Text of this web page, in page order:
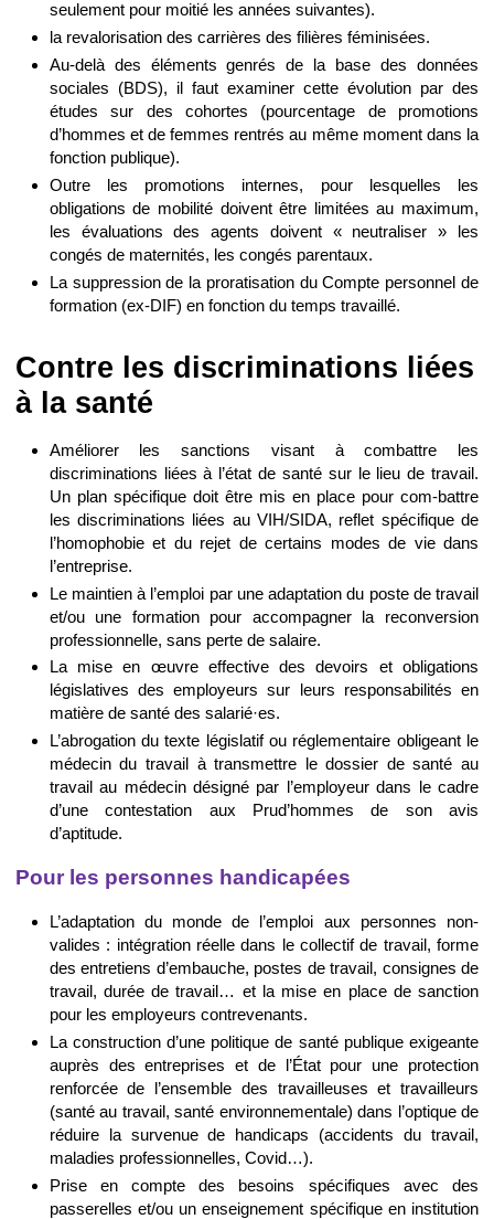
seulement pour moitié les années suivantes).
la revalorisation des carrières des filières féminisées.
Au-delà des éléments genrés de la base des données
sociales (BDS), il faut examiner cette évolution par des
études sur des cohortes (pourcentage de promotions
d’hommes et de femmes rentrés au même moment dans la
fonction publique).
Outre les promotions internes, pour lesquelles les
obligations de mobilité doivent être limitées au maximum,
les évaluations des agents doivent « neutraliser » les
congés de maternités, les congés parentaux.
La suppression de la proratisation du Compte personnel de
formation (ex-DIF) en fonction du temps travaillé.
Contre les discriminations liées
à la santé
Améliorer les sanctions visant à combattre les
discriminations liées à l’état de santé sur le lieu de travail.
Un plan spécifique doit être mis en place pour com-battre
les discriminations liées au VIH/SIDA, reflet spécifique de
l’homophobie et du rejet de certains modes de vie dans
l’entreprise.
Le maintien à l’emploi par une adaptation du poste de travail
et/ou une formation pour accompagner la reconversion
professionnelle, sans perte de salaire.
La mise en œuvre effective des devoirs et obligations
législatives des employeurs sur leurs responsabilités en
matière de santé des salarié·es.
L’abrogation du texte législatif ou réglementaire obligeant le
médecin du travail à transmettre le dossier de santé au
travail au médecin désigné par l’employeur dans le cadre
d’une contestation aux Prud’hommes de son avis
d’aptitude.
Pour les personnes handicapées
L’adaptation du monde de l’emploi aux personnes non-
valides : intégration réelle dans le collectif de travail, forme
des entretiens d’embauche, postes de travail, consignes de
travail, durée de travail… et la mise en place de sanction
pour les employeurs contrevenants.
La construction d’une politique de santé publique exigeante
auprès des entreprises et de l’État pour une protection
renforcée de l’ensemble des travailleuses et travailleurs
(santé au travail, santé environnementale) dans l’optique de
réduire la survenue de handicaps (accidents du travail,
maladies professionnelles, Covid…).
Prise en compte des besoins spécifiques avec des
passerelles et/ou un enseignement spécifique en institution